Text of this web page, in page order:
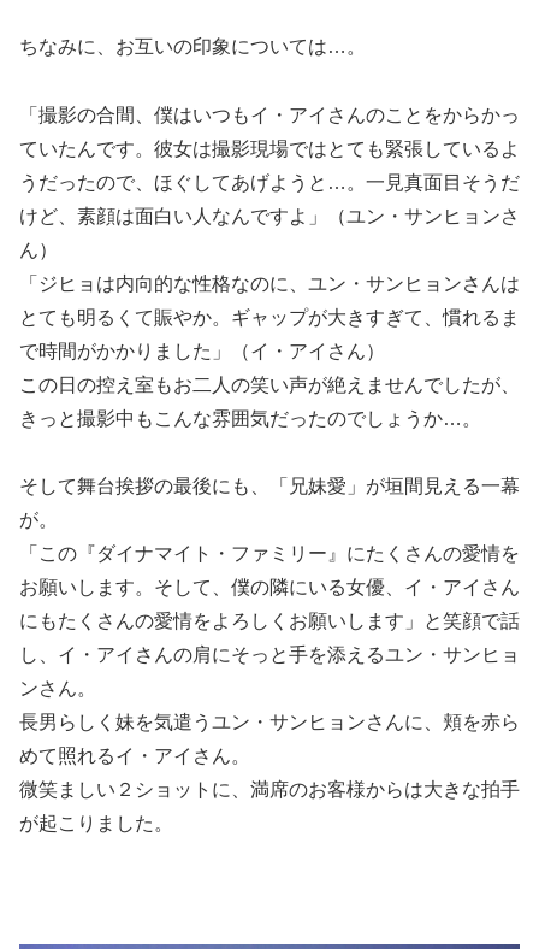
ちなみに、お互いの印象については…。
「撮影の合間、僕はいつもイ・アイさんのことをからかっ
ていたんです。彼女は撮影現場ではとても緊張しているよ
うだったので、ほぐしてあげようと…。一見真面目そうだ
けど、素顔は面白い人なんですよ」（ユン・サンヒョンさ
ん）
「ジヒョは内向的な性格なのに、ユン・サンヒョンさんは
とても明るくて賑やか。ギャップが大きすぎて、慣れるま
で時間がかかりました」（イ・アイさん）
この日の控え室もお二人の笑い声が絶えませんでしたが、
きっと撮影中もこんな雰囲気だったのでしょうか…。
そして舞台挨拶の最後にも、「兄妹愛」が垣間見える一幕
が。
「この『ダイナマイト・ファミリー』にたくさんの愛情を
お願いします。そして、僕の隣にいる女優、イ・アイさん
にもたくさんの愛情をよろしくお願いします」と笑顔で話
し、イ・アイさんの肩にそっと手を添えるユン・サンヒョ
ンさん。
長男らしく妹を気遣うユン・サンヒョンさんに、頬を赤ら
めて照れるイ・アイさん。
微笑ましい２ショットに、満席のお客様からは大きな拍手
が起こりました。